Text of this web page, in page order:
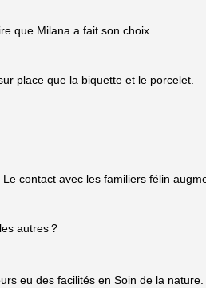
que Milana a fait son choix.
place que la biquette et le porcelet.
contact avec les familiers félin
autres ?
eu des facilités en Soin de la nature.